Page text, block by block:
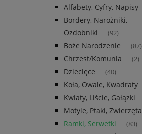
Alfabety, Cyfry, Napisy
Bordery, Narożniki,
Ozdobniki
(92)
Boże Narodzenie (87)
Chrzest/Komunia (2)
Dziecięce (40)
Koła, Owale, Kwadraty
Kwiaty, Liście, Gałązki
Motyle, Ptaki, Zwierzęta
Ramki, Serwetki (83)